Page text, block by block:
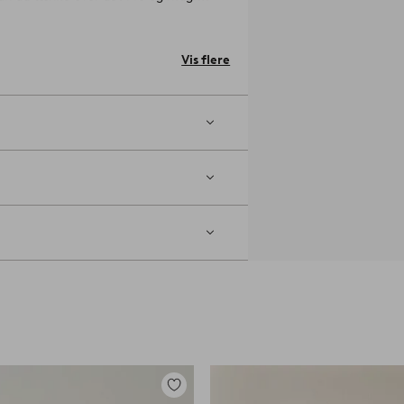
(skriv i søgefeltet).
Vis flere
Tilføj